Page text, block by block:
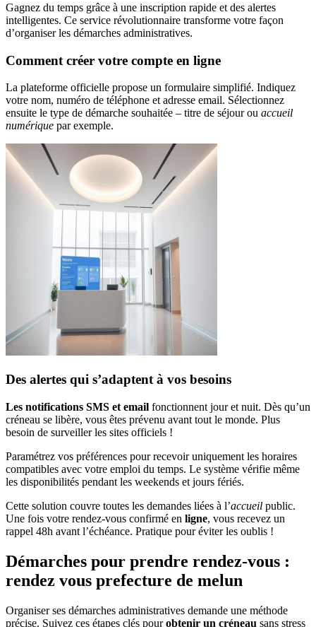
Gagnez du temps grâce à une inscription rapide et des alertes
intelligentes. Ce service révolutionnaire transforme votre façon
d’organiser les démarches administratives.
Comment créer votre compte en ligne
La plateforme officielle propose un formulaire simplifié. Indiquez
votre nom, numéro de téléphone et adresse email. Sélectionnez
ensuite le type de démarche souhaitée – titre de séjour ou accueil
numérique par exemple.
Des alertes qui s’adaptent à vos besoins
Les notifications SMS et email fonctionnent jour et nuit. Dès qu’un
créneau se libère, vous êtes prévenu avant tout le monde. Plus
besoin de surveiller les sites officiels !
Paramétrez vos préférences pour recevoir uniquement les horaires
compatibles avec votre emploi du temps. Le système vérifie même
les disponibilités pendant les weekends et jours fériés.
Cette solution couvre toutes les demandes liées à l’accueil public.
Une fois votre rendez-vous confirmé en ligne, vous recevez un
rappel 48h avant l’échéance. Pratique pour éviter les oublis !
Démarches pour prendre rendez-vous :
rendez vous prefecture de melun
Organiser ses démarches administratives demande une méthode
précise. Suivez ces étapes clés pourobtenir un créneau sans stress